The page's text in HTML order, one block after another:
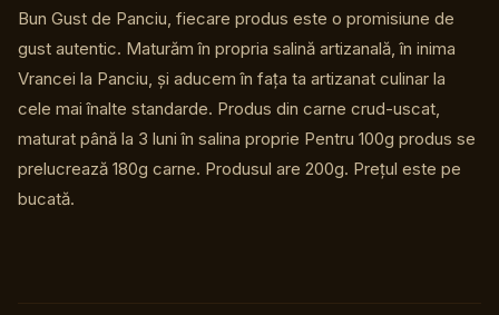
Bun Gust de Panciu, fiecare produs este o promisiune de
gust autentic. Maturăm în propria salină artizanală, în inima
Vrancei la Panciu, și aducem în fața ta artizanat culinar la
cele mai înalte standarde. Produs din carne crud-uscat,
maturat până la 3 luni în salina proprie Pentru 100g produs se
prelucrează 180g carne. Produsul are 200g. Prețul este pe
bucată.